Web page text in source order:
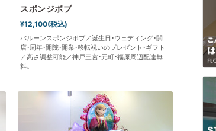
スポンジボブ
¥12,100(税込)
バルーンスポンジボブ／誕生日・ウェディング・開
店・周年・開院・開業・移転祝いのプレゼント・ギフト
／高さ調整可能／神戸三宮・元町・福原周辺配達無
料。